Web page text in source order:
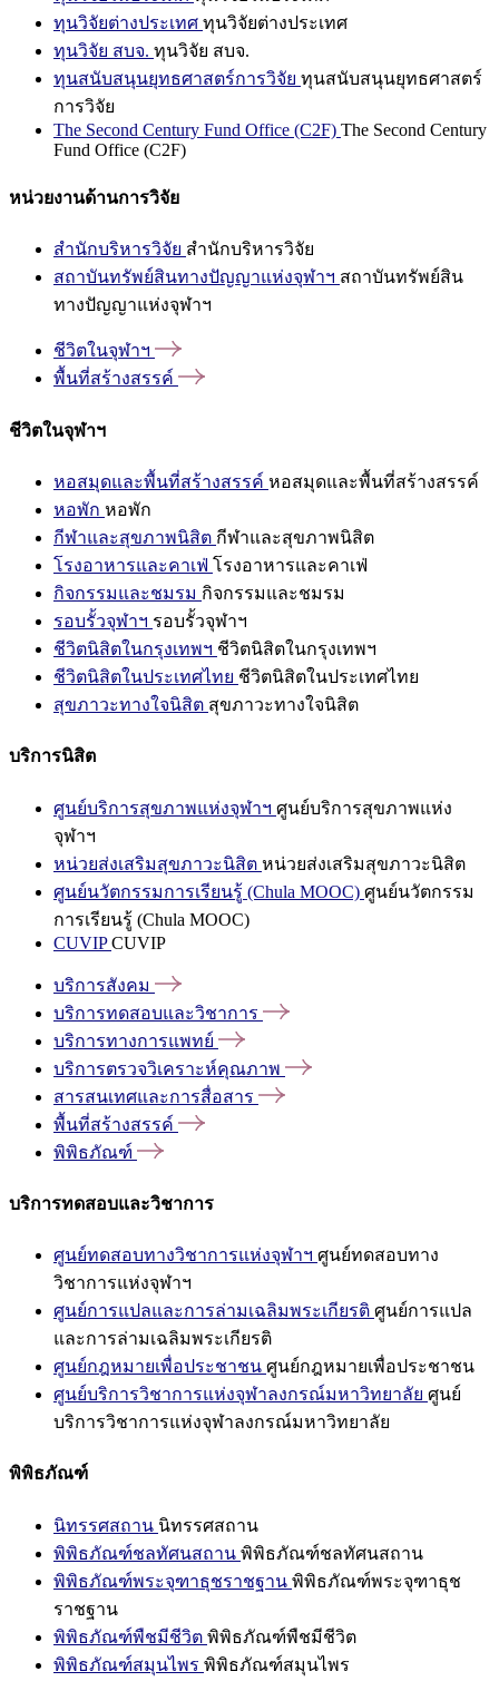
ทุนวิจัยต่างประเทศ ทุนวิจัยต่างประเทศ
ทุนวิจัย สบจ. ทุนวิจัย สบจ.
ทุนสนับสนุนยุทธศาสตร์การวิจัย ทุนสนับสนุนยุทธศาสตร์
การวิจัย
The Second Century Fund Office (C2F) The Second Century
Fund Office (C2F)
หน่วยงานด้านการวิจัย
สำนักบริหารวิจัย สำนักบริหารวิจัย
สถาบันทรัพย์สินทางปัญญาแห่งจุฬาฯ สถาบันทรัพย์สิน
ทางปัญญาแห่งจุฬาฯ
ชีวิตในจุฬาฯ
พื้นที่สร้างสรรค์
ชีวิตในจุฬาฯ
หอสมุดและพื้นที่สร้างสรรค์ หอสมุดและพื้นที่สร้างสรรค์
หอพัก หอพัก
กีฬาและสุขภาพนิสิต กีฬาและสุขภาพนิสิต
โรงอาหารและคาเฟ่ โรงอาหารและคาเฟ่
กิจกรรมและชมรม กิจกรรมและชมรม
รอบรั้วจุฬาฯ รอบรั้วจุฬาฯ
ชีวิตนิสิตในกรุงเทพฯ ชีวิตนิสิตในกรุงเทพฯ
ชีวิตนิสิตในประเทศไทย ชีวิตนิสิตในประเทศไทย
สุขภาวะทางใจนิสิต สุขภาวะทางใจนิสิต
บริการนิสิต
ศูนย์บริการสุขภาพแห่งจุฬาฯ ศูนย์บริการสุขภาพแห่ง
จุฬาฯ
หน่วยส่งเสริมสุขภาวะนิสิต หน่วยส่งเสริมสุขภาวะนิสิต
ศูนย์นวัตกรรมการเรียนรู้ (Chula MOOC) ศูนย์นวัตกรรม
การเรียนรู้ (Chula MOOC)
CUVIPCUVIP
บริการสังคม
บริการทดสอบและวิชาการ
บริการทางการแพทย์
บริการตรวจวิเคราะห์คุณภาพ
สารสนเทศและการสื่อสาร
พื้นที่สร้างสรรค์
พิพิธภัณฑ์
บริการทดสอบและวิชาการ
ศูนย์ทดสอบทางวิชาการแห่งจุฬาฯ ศูนย์ทดสอบทาง
วิชาการแห่งจุฬาฯ
ศูนย์การแปลและการล่ามเฉลิมพระเกียรติ ศูนย์การแปล
และการล่ามเฉลิมพระเกียรติ
ศูนย์กฎหมายเพื่อประชาชน ศูนย์กฎหมายเพื่อประชาชน
ศูนย์บริการวิชาการแห่งจุฬาลงกรณ์มหาวิทยาลัย ศูนย์
บริการวิชาการแห่งจุฬาลงกรณ์มหาวิทยาลัย
พิพิธภัณฑ์
นิทรรศสถาน นิทรรศสถาน
พิพิธภัณฑ์ชลทัศนสถาน พิพิธภัณฑ์ชลทัศนสถาน
พิพิธภัณฑ์พระจุฑาธุชราชฐาน พิพิธภัณฑ์พระจุฑาธุช
ราชฐาน
พิพิธภัณฑ์พืชมีชีวิต พิพิธภัณฑ์พืชมีชีวิต
พิพิธภัณฑ์สมุนไพร พิพิธภัณฑ์สมุนไพร